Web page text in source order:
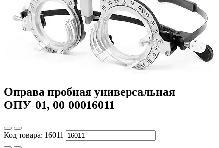
Оправа пробная универсальная
ОПУ-01, 00-00016011
Код товара: 16011